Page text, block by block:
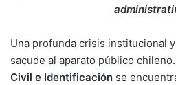
Una profunda crisis institucional
sacude al aparato público chileno.
Civil e Identificación se